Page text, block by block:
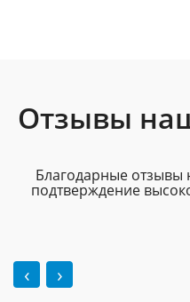
Отзывы
Благодарные отзывы
подтверждение
‹ ›